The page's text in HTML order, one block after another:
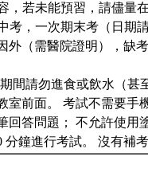
，若未能預習，請儘量
考，一次期末考（日期
外（需醫院證明），缺
間請勿進食或飲水（甚
室前面。 考試不需要手
回答問題； 不允許使用
鐘進行考試。 沒有補